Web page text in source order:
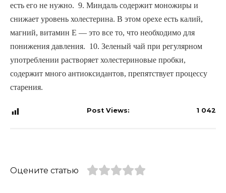
есть его не нужно.  9. Миндаль содержит моножиры и
снижает уровень холестерина. В этом орехе есть калий,
магний, витамин Е — это все то, что необходимо для
понижения давления.  10. Зеленый чай при регулярном
употреблении растворяет холестериновые пробки,
содержит много антиоксидантов, препятствует процессу
старения.
Post Views: 1 042
Оцените статью